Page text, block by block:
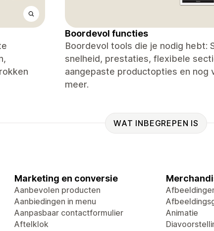
Boordevol functies
Boordevol tools die je nodig hebt:
snelheid, prestaties, flexibele
aangepaste productopties en nog
meer.
WAT INBEGREPEN IS
Marketing en conversie
Aanbevolen producten
Aanbiedingen in menu
Aanpasbaar contactformulier
Aftelklok
Animatie